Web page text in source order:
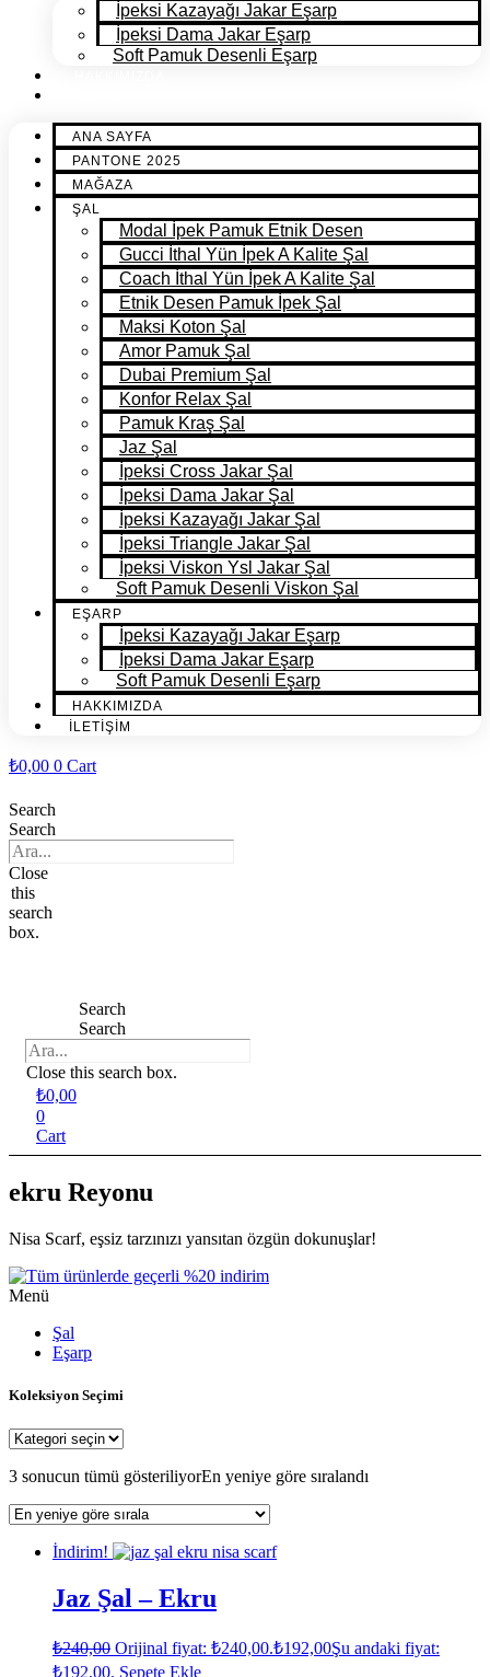
İpeksi Kazayağı Jakar Eşarp
İpeksi Dama Jakar Eşarp
Soft Pamuk Desenli Eşarp
ANA SAYFA
PANTONE 2025
MAĞAZA
ŞAL
Modal İpek Pamuk Etnik Desen
Gucci İthal Yün İpek A Kalite Şal
Coach İthal Yün İpek A Kalite Şal
Etnik Desen Pamuk İpek Şal
Maksi Koton Şal
Amor Pamuk Şal
Dubai Premium Şal
Konfor Relax Şal
Pamuk Kraş Şal
Jaz Şal
İpeksi Cross Jakar Şal
İpeksi Dama Jakar Şal
İpeksi Kazayağı Jakar Şal
İpeksi Triangle Jakar Şal
İpeksi Viskon Ysl Jakar Şal
Soft Pamuk Desenli Viskon Şal
EŞARP
İpeksi Kazayağı Jakar Eşarp
İpeksi Dama Jakar Eşarp
Soft Pamuk Desenli Eşarp
HAKKIMIZDA
İLETİŞİM
₺0,00 0 Cart
Search
Search
Close
this
search
box.
Search
Search
Close this search box.
₺0,00
0
Cart
ekru Reyonu
Nisa Scarf, eşsiz tarzınızı yansıtan özgün dokunuşlar!
Menü
Şal
Eşarp
Koleksiyon Seçimi
3 sonucun tümü gösteriliyorEn yeniye göre sıralandı
İndirim!
Jaz Şal – Ekru
₺240,00 Orijinal fiyat: ₺240,00.₺192,00Şu andaki fiyat:
₺192,00. Sepete Ekle